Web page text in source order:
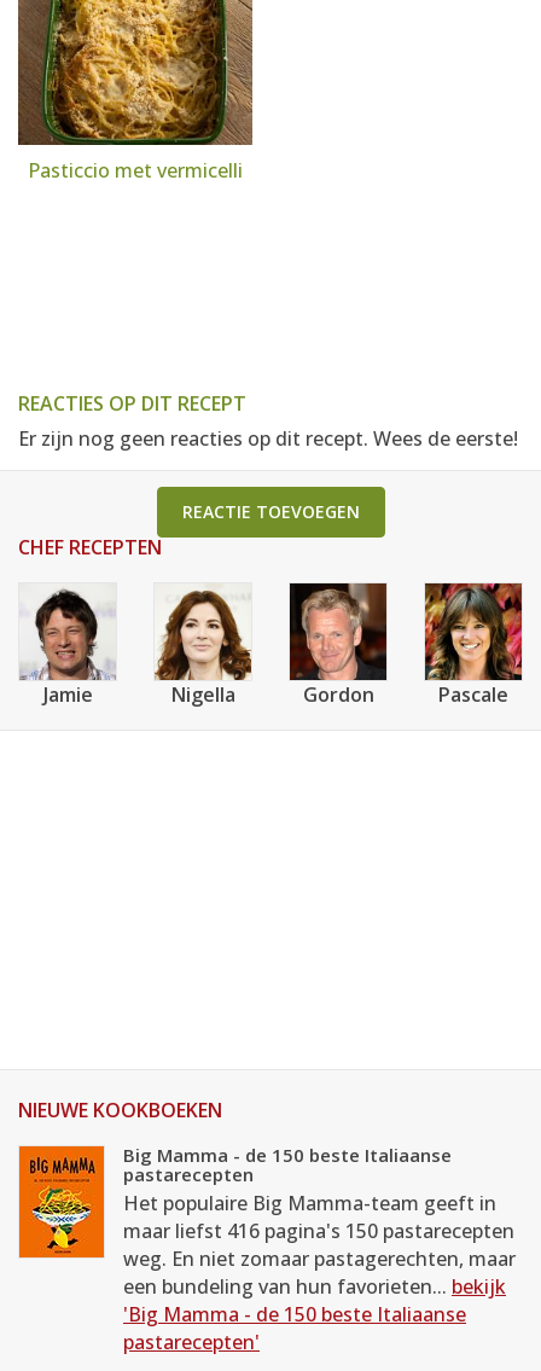
Pasticcio met vermicelli
REACTIES OP DIT RECEPT
Er zijn nog geen reacties op dit recept. Wees de eerste!
REACTIE TOEVOEGEN
CHEF RECEPTEN
Jamie Nigella Gordon Pascale
NIEUWE KOOKBOEKEN
Big Mamma - de 150 beste Italiaanse
pastarecepten
Het populaire Big Mamma-team geeft in
maar liefst 416 pagina's 150 pastarecepten
weg. En niet zomaar pastagerechten, maar
een bundeling van hun favorieten... bekijk
'Big Mamma - de 150 beste Italiaanse
pastarecepten'